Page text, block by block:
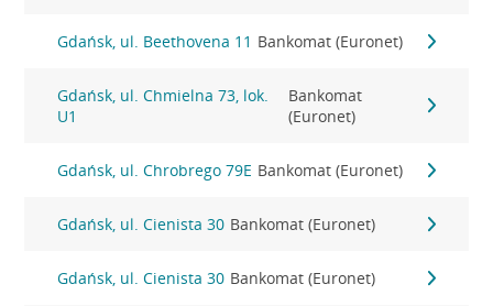
Gdańsk, ul. Beethovena 11 Bankomat (Euronet)
Gdańsk, ul. Chmielna 73, lok.
U1
Bankomat
(Euronet)
Gdańsk, ul. Chrobrego 79E Bankomat (Euronet)
Gdańsk, ul. Cienista 30 Bankomat (Euronet)
Gdańsk, ul. Cienista 30 Bankomat (Euronet)